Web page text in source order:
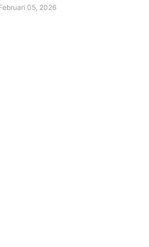
05, 2026